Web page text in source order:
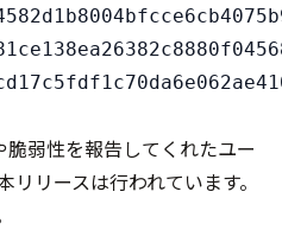
弱性を報告してくれたユー
リースは行われています。